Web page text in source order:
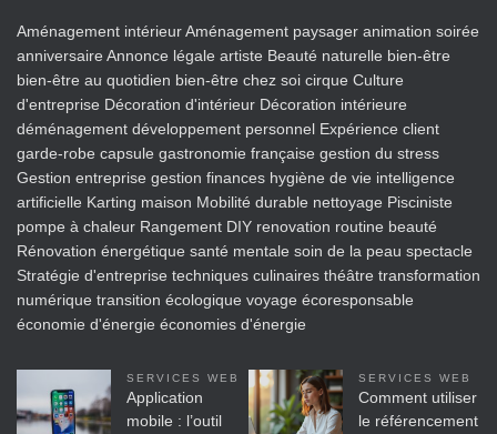
Aménagement intérieurAménagement paysager animation soirée
anniversaire Annonce légale artiste Beauté naturelle bien-être
bien-être au quotidien bien-être chez soi cirque Culture
d'entreprise Décoration d'intérieur Décoration intérieure
déménagement développement personnel Expérience client
garde-robe capsule gastronomie française gestion du stress
Gestion entreprise gestion finances hygiène de vie intelligence
artificielle Karting maison Mobilité durable nettoyage Pisciniste
pompe à chaleur Rangement DIY renovation routine beauté
Rénovation énergétique santé mentale soin de la peau spectacle
Stratégie d'entreprise techniques culinaires théâtre transformation
numérique transition écologique voyage écoresponsable
économie d'énergie économies d'énergie
SERVICES WEB
Application
mobile : l’outil
SERVICES WEB
Comment utiliser
le référencement